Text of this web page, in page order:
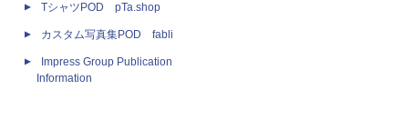
TシャツPOD pTa.shop
カスタム写真集POD fabli
Impress Group Publication
Information